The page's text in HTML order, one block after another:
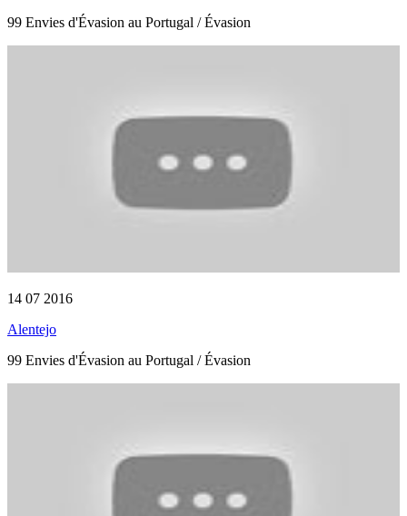
99 Envies d'Évasion au Portugal / Évasion
14 07 2016
Alentejo
99 Envies d'Évasion au Portugal / Évasion